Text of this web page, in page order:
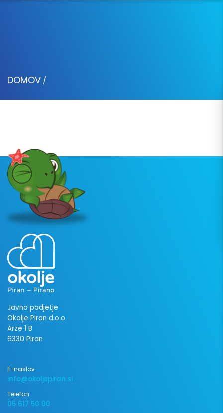
DOMOV /
Javno podjetje
Okolje Piran d.o.o.
Arze 1 B
6330 Piran
E-naslov
info@okoljepiran.si
Telefon
05 617 50 00